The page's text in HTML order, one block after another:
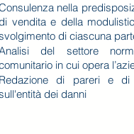
nella
vendita e della
di ciascuna
del settore
in cui opera
Redazione di pareri e di
dei danni